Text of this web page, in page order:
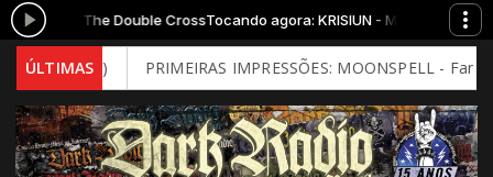
of The Double CrossTocando agora: KRISIUN - Messiah of The
ÚLTIMAS
Mind) PRIMEIRAS IMPRESSÕES: MOONSPELL - Far From